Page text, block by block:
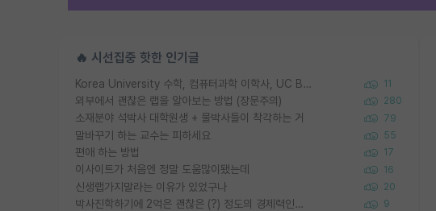
🔥 시선집중 핫한 인기글
Korea University 수학, 컴퓨터과학 이학사, UC Berkeley 산업공학 대학원 공학박사가 되는 것은 쉽지 않겠죠? 11
외부에서 괜찮은 랩을 알아보는 방법 (장문주의) 280
소재분야 석박사 대학원생 + 물박사들이 착각하는 거 79
말바꾸기 하는 교수는 피하세요 55
편애 하는 방법 17
이사이트가 처음엔 정말 도움많이됐는데 16
신생랩가지말라는 이유가 있었구나 20
박사진학하기에 2억은 괜찮은 (?) 정도의 경제력인가요 9